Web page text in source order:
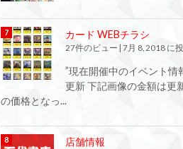
カード WEBチラシ
27件のビュー | 7月 8, 2018 に
”現在開催中のイベント
更新 下記画像の金額は更
の価格となっ...
店舗情報